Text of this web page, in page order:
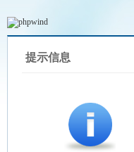
提示信息